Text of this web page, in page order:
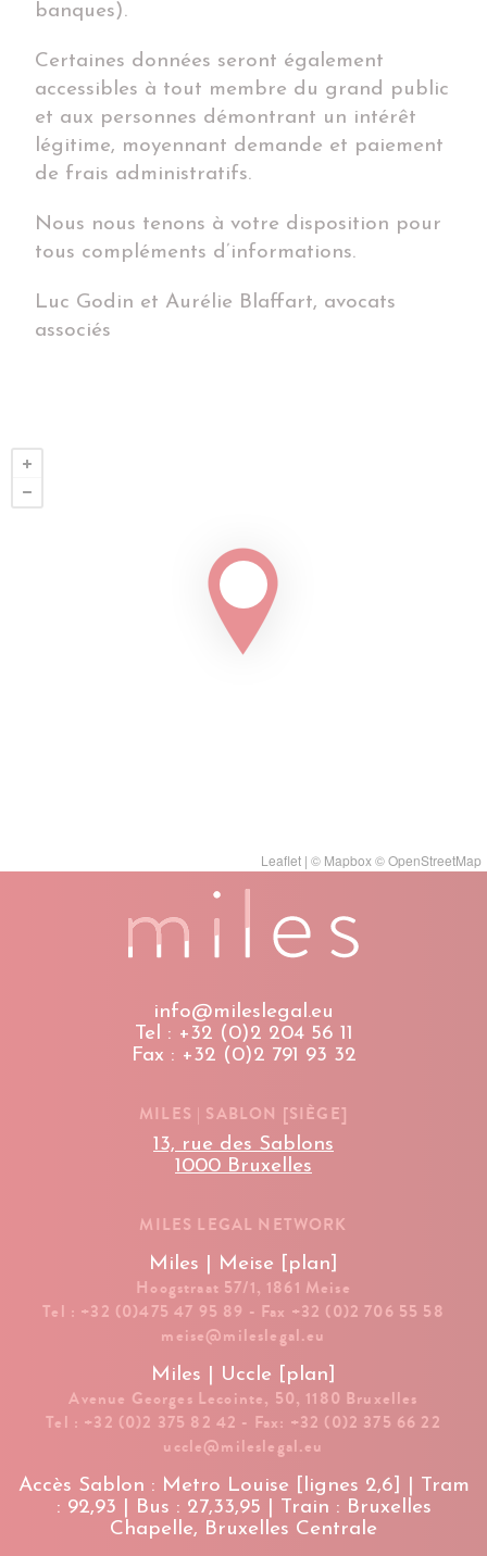
banques).
Certaines données seront également
accessibles à tout membre du grand public
et aux personnes démontrant un intérêt
légitime, moyennant demande et paiement
de frais administratifs.
Nous nous tenons à votre disposition pour
tous compléments d’informations.
Luc Godin et Aurélie Blaffart, avocats
associés
Leaflet | © Mapbox©OpenStreetMap
info@mileslegal.eu
Tel : +32 (0)2 204 56 11
Fax : +32 (0)2 791 93 32
MILES | SABLON [SIÈGE]
13, rue des Sablons
1000 Bruxelles
MILES LEGAL NETWORK
Miles | Meise [plan]
Hoogstraat 57/1, 1861 Meise
Tel : +32 (0)475 47 95 89 - Fax +32 (0)2 706 55 58
meise@mileslegal.eu
Miles | Uccle [plan]
Avenue Georges Lecointe, 50, 1180 Bruxelles
Tel : +32 (0)2 375 82 42 - Fax: +32 (0)2 375 66 22
uccle@mileslegal.eu
Accès Sablon : Metro Louise [lignes 2,6] | Tram
: 92,93 | Bus : 27,33,95 | Train : Bruxelles
Chapelle, Bruxelles Centrale